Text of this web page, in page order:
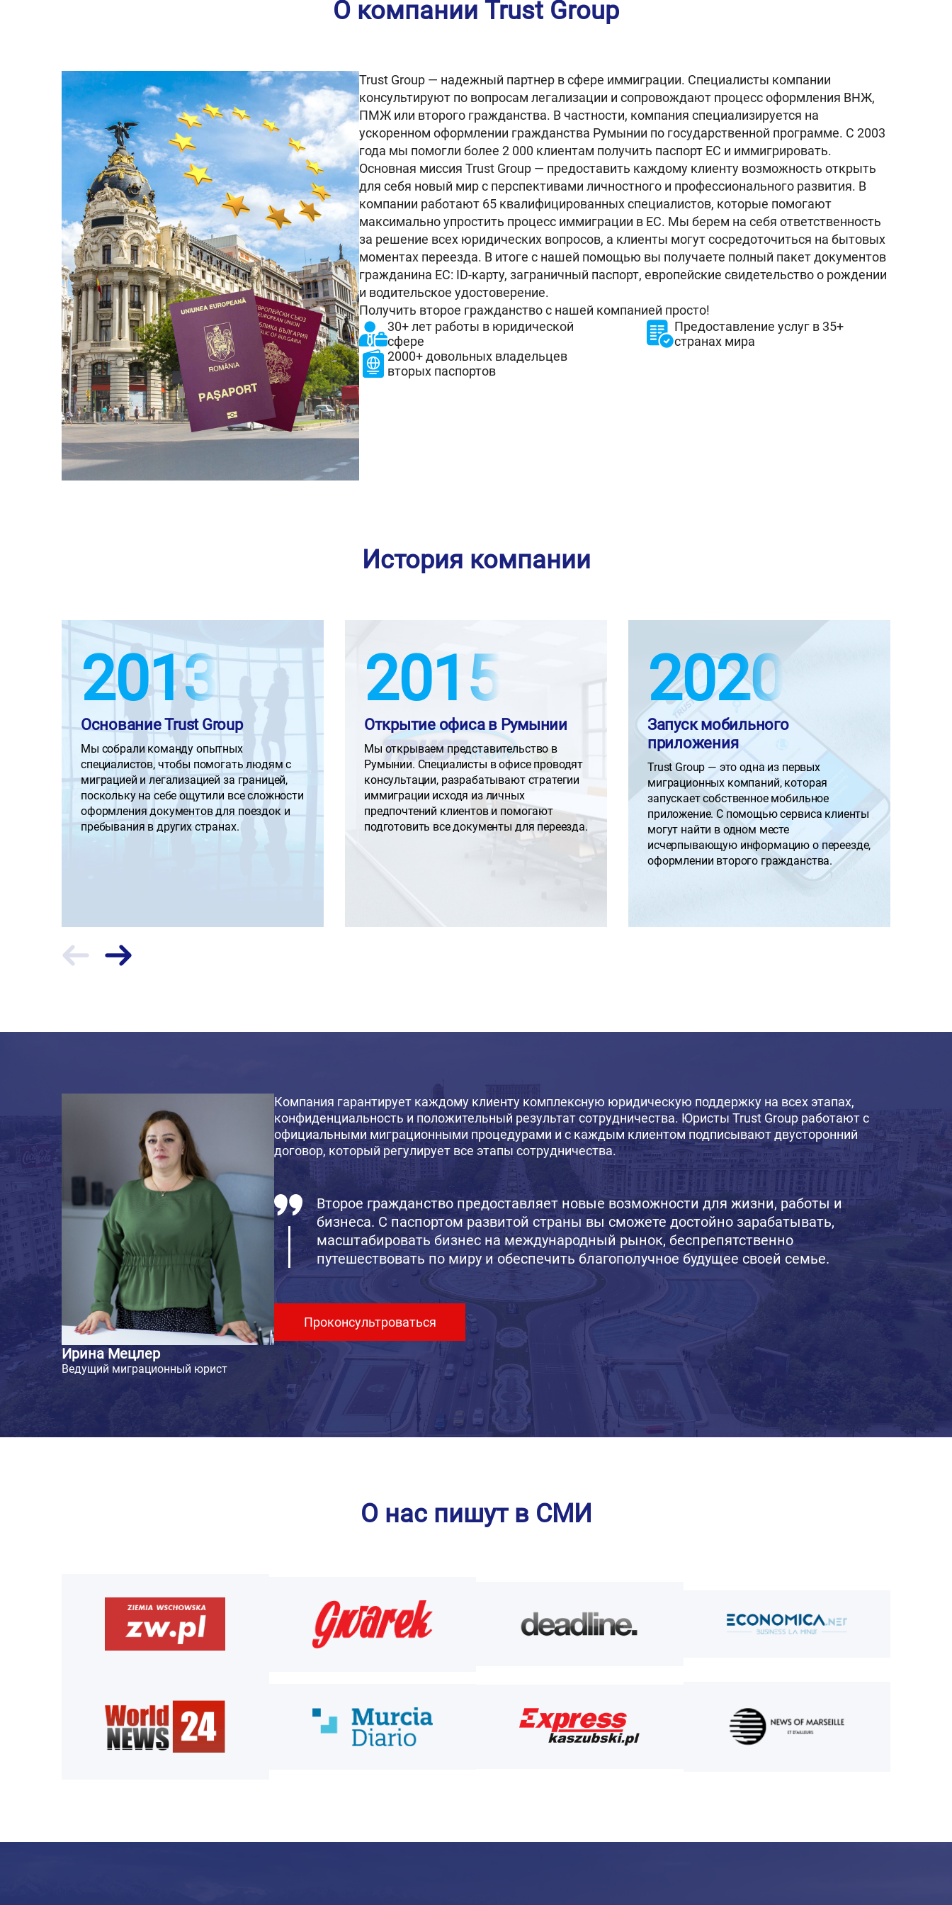
О компании Trust Group
Trust Group — надежный партнер в сфере иммиграции. Специалисты компании
консультируют по вопросам легализации и сопровождают процесс оформления ВНЖ,
ПМЖ или второго гражданства. В частности, компания специализируется на
ускоренном оформлении гражданства Румынии по государственной программе. С 2003
года мы помогли более 2 000 клиентам получить паспорт ЕС и иммигрировать.
Основная миссия Trust Group — предоставить каждому клиенту возможность открыть
для себя новый мир с перспективами личностного и профессионального развития. В
компании работают 65 квалифицированных специалистов, которые помогают
максимально упростить процесс иммиграции в ЕС. Мы берем на себя ответственность
за решение всех юридических вопросов, а клиенты могут сосредоточиться на бытовых
моментах переезда. В итоге с нашей помощью вы получаете полный пакет документов
гражданина ЕС: ID-карту, заграничный паспорт, европейские свидетельство о рождении
и водительское удостоверение.
Получить второе гражданство с нашей компанией просто!
30+ лет работы в юридической
сфере
Предоставление услуг в 35+
странах мира
2000+ довольных владельцев
вторых паспортов
История компании
2013
Основание Trust Group
Мы собрали команду опытных
специалистов, чтобы помогать людям с
миграцией и легализацией за границей,
поскольку на себе ощутили все сложности
оформления документов для поездок и
пребывания в других странах.
2015
Открытие офиса в Румынии
Мы открываем представительство в
Румынии. Специалисты в офисе проводят
консультации, разрабатывают стратегии
иммиграции исходя из личных
предпочтений клиентов и помогают
подготовить все документы для переезда.
2020
Запуск мобильного
приложения
Trust Group — это одна из первых
миграционных компаний, которая
запускает собственное мобильное
приложение. С помощью сервиса клиенты
могут найти в одном месте
исчерпывающую информацию о переезде,
оформлении второго гражданства.
Ирина Мецлер
Ведущий миграционный юрист
Компания гарантирует каждому клиенту комплексную юридическую поддержку на всех этапах,
конфиденциальность и положительный результат сотрудничества. Юристы Trust Group работают с
официальными миграционными процедурами и с каждым клиентом подписывают двусторонний
договор, который регулирует все этапы сотрудничества.
Второе гражданство предоставляет новые возможности для жизни, работы и
бизнеса. С паспортом развитой страны вы сможете достойно зарабатывать,
масштабировать бизнес на международный рынок, беспрепятственно
путешествовать по миру и обеспечить благополучное будущее своей семье.
Проконсультроваться
О нас пишут в СМИ